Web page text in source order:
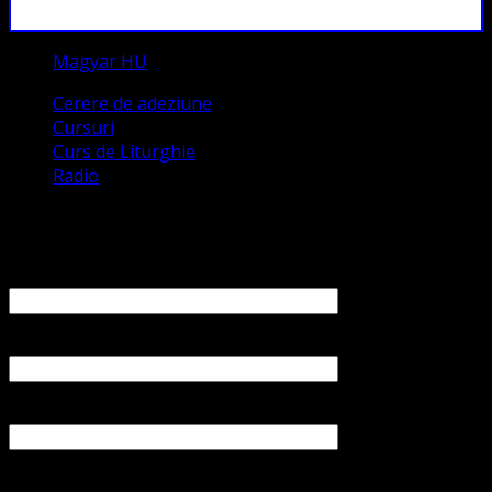
Magyar HU
Cerere de adeziune
Cursuri
Curs de Liturghie
Radio